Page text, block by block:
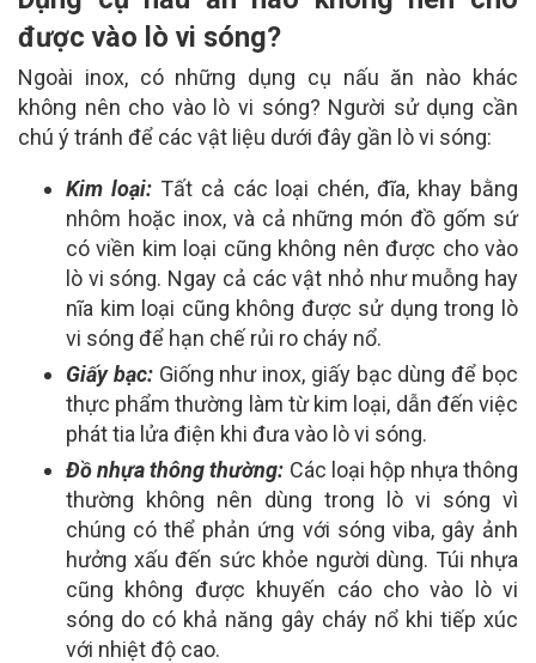
được vào lò vi sóng?
Ngoài inox, có những dụng cụ nấu ăn nào khác
không nên cho vào lò vi sóng? Người sử dụng cần
chú ý tránh để các vật liệu dưới đây gần lò vi sóng:
Kim loại:Tất cả các loại chén, đĩa, khay bằng
nhôm hoặc inox, và cả những món đồ gốm sứ
có viền kim loại cũng không nên được cho vào
lò vi sóng. Ngay cả các vật nhỏ như muỗng hay
nĩa kim loại cũng không được sử dụng trong lò
vi sóng để hạn chế rủi ro cháy nổ.
Giấy bạc:Giống như inox, giấy bạc dùng để bọc
thực phẩm thường làm từ kim loại, dẫn đến việc
phát tia lửa điện khi đưa vào lò vi sóng.
Đồ nhựa thông thường: Các loại hộp nhựa thông
thường không nên dùng trong lò vi sóng vì
chúng có thể phản ứng với sóng viba, gây ảnh
hưởng xấu đến sức khỏe người dùng. Túi nhựa
cũng không được khuyến cáo cho vào lò vi
sóng do có khả năng gây cháy nổ khi tiếp xúc
với nhiệt độ cao.